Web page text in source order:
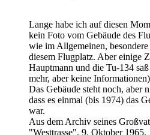
Lange habe ich auf diesen
kein Foto vom Gebäude des
wie im Allgemeinen,
diesem Flugplatz. Aber einige
Hauptmann und die Tu-134
mehr, aber keine
Das Gebäude steht noch, aber
dass es einmal (bis 1974) das
war.
Aus dem Archiv seines
"Westtrasse", 9. Oktober 1965.